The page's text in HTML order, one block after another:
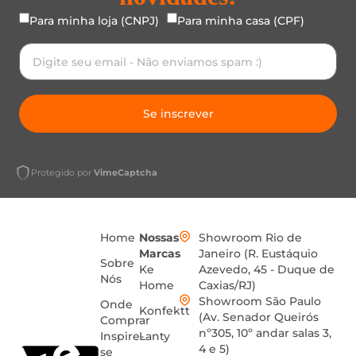
Para minha loja (CNPJ) Para minha casa (CPF)
Se inscrever
Protegido por VimeCaptcha
Home
Sobre
Nós
Onde
Comprar
Inspire-
se
Nossas
Marcas
Ke
Home
Konfektt
Lanty
Showroom Rio de
Janeiro (R. Eustáquio
Azevedo, 45 - Duque de
Caxias/RJ)
Showroom São Paulo
(Av. Senador Queirós
nº305, 10º andar salas 3,
4 e 5)